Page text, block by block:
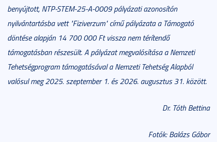
benyújtott, NTP-STEM-25-A-0009 pályázati azonosítón
nyilvántartásba vett "Fiziverzum" című pályázata a Támogató
döntése alapján 14 700 000 Ft vissza nem térítendő
támogatásban részesült. A pályázat megvalósítása a Nemzeti
Tehetségprogram támogatásával a Nemzeti Tehetség Alapból
valósul meg 2025. szeptember 1. és 2026. augusztus 31. között.
Dr. Tóth Bettina
Fotók: Balázs Gábor